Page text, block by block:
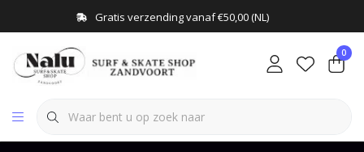
Gratis verzending vanaf €50,00 (NL)
0